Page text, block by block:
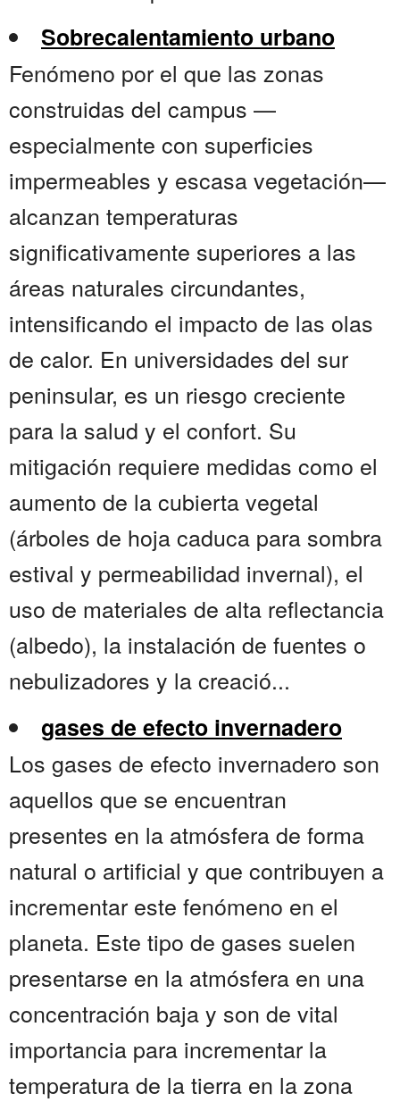
Sobrecalentamiento urbano
Fenómeno por el que las zonas
construidas del campus —
especialmente con superficies
impermeables y escasa vegetación—
alcanzan temperaturas
significativamente superiores a las
áreas naturales circundantes,
intensificando el impacto de las olas
de calor. En universidades del sur
peninsular, es un riesgo creciente
para la salud y el confort. Su
mitigación requiere medidas como el
aumento de la cubierta vegetal
(árboles de hoja caduca para sombra
estival y permeabilidad invernal), el
uso de materiales de alta reflectancia
(albedo), la instalación de fuentes o
nebulizadores y la creació...
gases de efecto invernadero
Los gases de efecto invernadero son
aquellos que se encuentran
presentes en la atmósfera de forma
natural o artificial y que contribuyen a
incrementar este fenómeno en el
planeta. Este tipo de gases suelen
presentarse en la atmósfera en una
concentración baja y son de vital
importancia para incrementar la
temperatura de la tierra en la zona